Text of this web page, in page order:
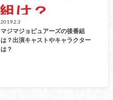
2019.2.3
マジマジョピュアーズの後番組
は？出演キャストやキャラクター
は？